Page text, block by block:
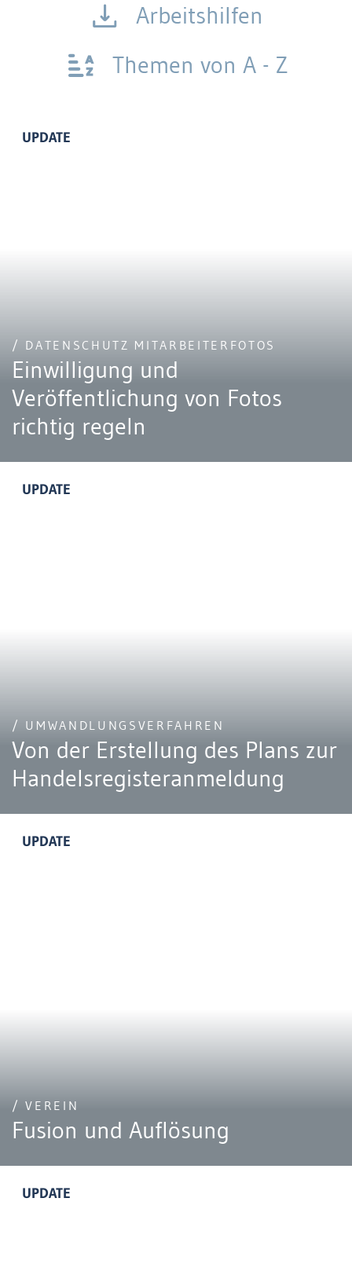
Arbeitshilfen
Themen von A - Z
UPDATE
/ DATENSCHUTZ MITARBEITERFOTOS
Einwilligung und
Veröffentlichung von Fotos
richtig regeln
UPDATE
/ UMWANDLUNGSVERFAHREN
Von der Erstellung des Plans zur
Handelsregisteranmeldung
UPDATE
/ VEREIN
Fusion und Auflösung
UPDATE